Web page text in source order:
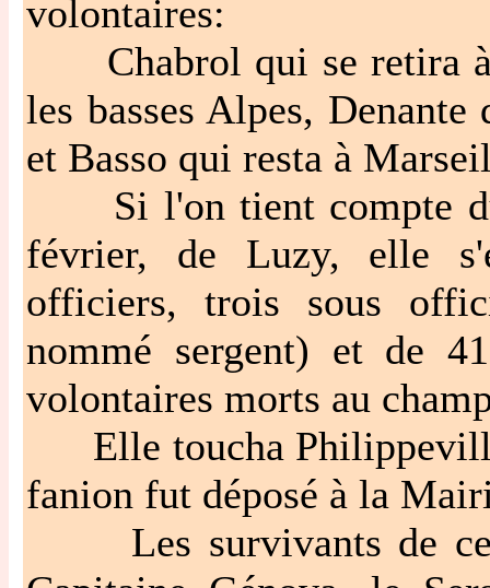
volontaires:
Chabrol qui se retira à
les basses Alpes,
et Basso qui resta à
Si l'on tient compte
février, de Luzy, elle
officiers, trois sous
nommé sergent) et de
volontaires morts au
Elle toucha
fanion fut déposé à la
Les survivants de